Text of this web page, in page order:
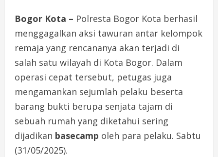
Bogor Kota – Polresta Bogor Kota berhasil
menggagalkan aksi tawuran antar kelompok
remaja yang rencananya akan terjadi di
salah satu wilayah di Kota Bogor. Dalam
operasi cepat tersebut, petugas juga
mengamankan sejumlah pelaku beserta
barang bukti berupa senjata tajam di
sebuah rumah yang diketahui sering
dijadikan basecamp oleh para pelaku. Sabtu
(31/05/2025).